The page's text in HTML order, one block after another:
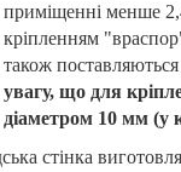
приміщенні менше
кріпленням
також
увагу, що для
діаметром 10 мм (у
стінка